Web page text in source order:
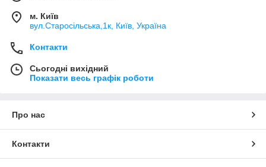
м. Київ
вул.Старосільська,1к, Київ, Україна
Контакти
Сьогодні вихідний
Показати весь графік роботи
Про нас
Контакти